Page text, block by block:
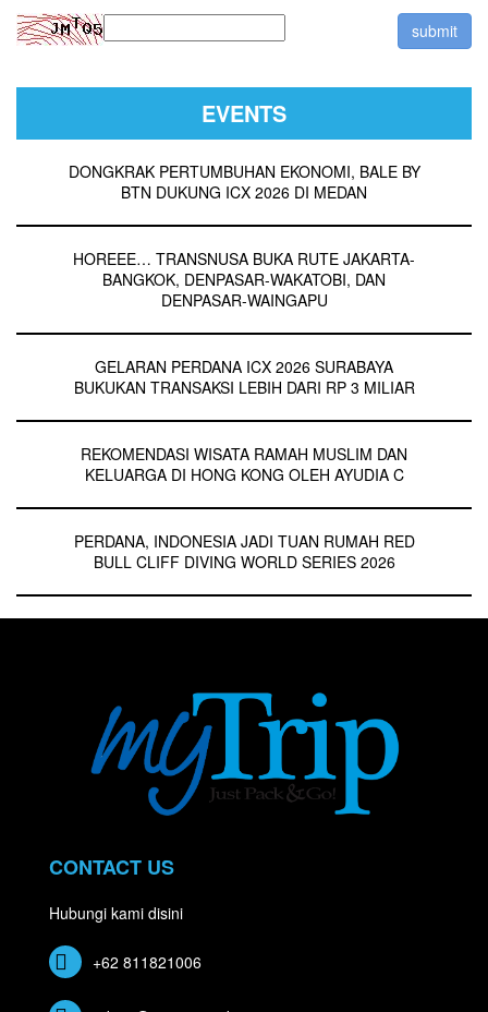
EVENTS
DONGKRAK PERTUMBUHAN EKONOMI, BALE BY
BTN DUKUNG ICX 2026 DI MEDAN
HOREEE… TRANSNUSA BUKA RUTE JAKARTA-
BANGKOK, DENPASAR-WAKATOBI, DAN
DENPASAR-WAINGAPU
GELARAN PERDANA ICX 2026 SURABAYA
BUKUKAN TRANSAKSI LEBIH DARI RP 3 MILIAR
REKOMENDASI WISATA RAMAH MUSLIM DAN
KELUARGA DI HONG KONG OLEH AYUDIA C
PERDANA, INDONESIA JADI TUAN RUMAH RED
BULL CLIFF DIVING WORLD SERIES 2026
CONTACT US
Hubungi kami disini
+62 811821006